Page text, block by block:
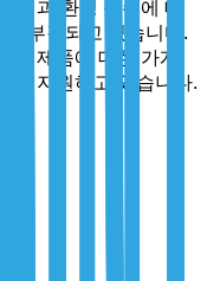
성과 환경 준수에 대
부각되고 있습니다.
리 제품에 대한 가계
을 지원하고 있습니다.